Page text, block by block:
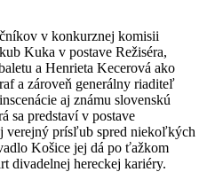
v konkurznej komisii
Kuka v postave Režiséra,
a Henrieta Kecerová ako
a zároveň generálny riaditeľ
aj známu slovenskú
sa predstaví v postave
verejný prísľub spred niekoľkých
Košice jej dá po ťažkom
divadelnej hereckej kariéry.